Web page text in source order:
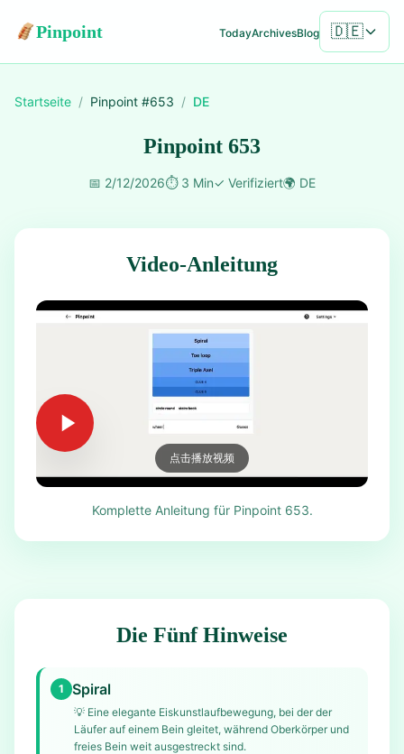
Pinpoint TodayArchivesBlog 🇩🇪
Startseite / Pinpoint #653 / DE
Pinpoint 653
📅 2/12/2026⏱️ 3 Min✓ Verifiziert🌍 DE
Video-Anleitung
点击播放视频
Komplette Anleitung für Pinpoint 653.
Die Fünf Hinweise
1 Spiral
💡 Eine elegante Eiskunstlaufbewegung, bei der der
Läufer auf einem Bein gleitet, während Oberkörper und
freies Bein weit ausgestreckt sind.